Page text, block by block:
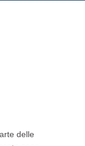
delle